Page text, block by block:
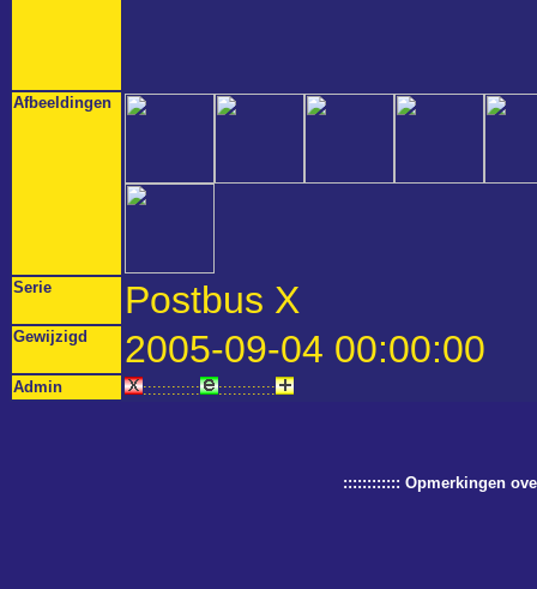
Afbeeldingen
Serie Postbus X
Gewijzigd 2005-09-04 00:00:00
Admin :::::::::::: ::::::::::::
:::::::::::: Opmerkingen